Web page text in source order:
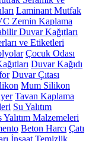
Laminant Mutfak
Zemin Kaplama
Duvar Kağıtları
ve Etiketleri
Çocuk Odası
Duvar Kağıdı
Duvar Çıtası
Mum Silikon
Tavan Kaplama
Su Yalıtım
Yalıtım Malzemeleri
Beton Harcı Çatı
İnşaat Temizlik